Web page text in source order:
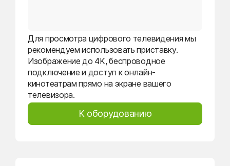
Для просмотра цифрового телевидения мы
рекомендуем использовать приставку.
Изображение до 4K, беспроводное
подключение и доступ к онлайн-
кинотеатрам прямо на экране вашего
телевизора.
К оборудованию